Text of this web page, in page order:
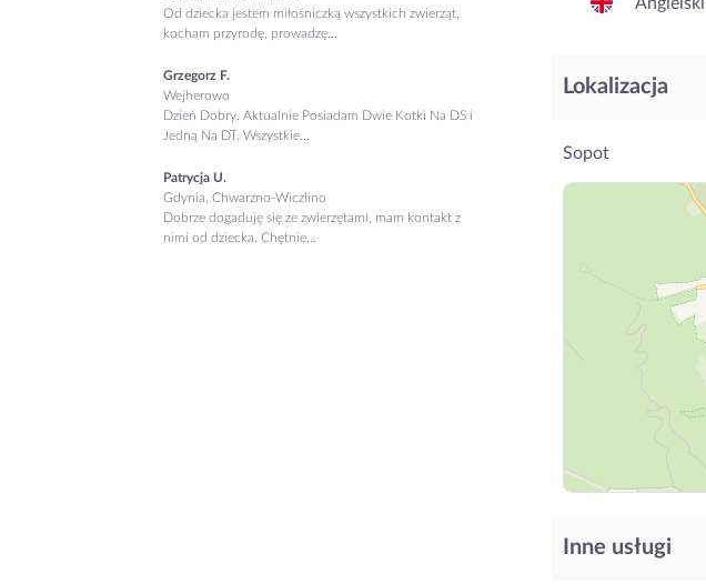
Od dziecka jestem miłośniczką wszystkich zwierząt,
kocham przyrodę, prowadzę...
Grzegorz F.
Wejherowo
Dzień Dobry. Aktualnie Posiadam Dwie Kotki Na DS i
Jedną Na DT. Wszystkie...
Patrycja U.
Gdynia, Chwarzno-Wiczlino
Dobrze dogaduję się ze zwierzętami, mam kontakt z
nimi od dziecka. Chętnie...
Lokalizacja
Sopot
Inne usługi